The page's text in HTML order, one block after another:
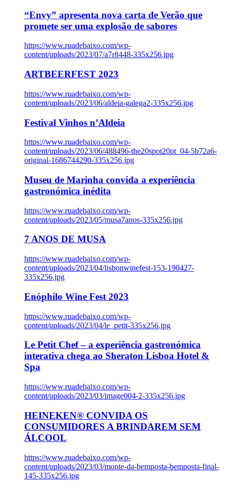
“Envy” apresenta nova carta de Verão que
promete ser uma explosão de sabores
https://www.ruadebaixo.com/wp-
content/uploads/2023/07/a7r8448-335x256.jpg
ARTBEERFEST 2023
https://www.ruadebaixo.com/wp-
content/uploads/2023/06/aldeia-galega2-335x256.jpg
Festival Vinhos n’Aldeia
https://www.ruadebaixo.com/wp-
content/uploads/2023/06/488496-the20spot20pt_04-5b72a6-
original-1686744290-335x256.jpg
Museu de Marinha convida a experiência
gastronómica inédita
https://www.ruadebaixo.com/wp-
content/uploads/2023/05/musa7anos-335x256.jpg
7 ANOS DE MUSA
https://www.ruadebaixo.com/wp-
content/uploads/2023/04/lisbonwinefest-153-190427-
335x256.jpg
Enóphilo Wine Fest 2023
https://www.ruadebaixo.com/wp-
content/uploads/2023/04/le_petit-335x256.jpg
Le Petit Chef – a experiência gastronómica
interativa chega ao Sheraton Lisboa Hotel &
Spa
https://www.ruadebaixo.com/wp-
content/uploads/2023/03/image004-2-335x256.jpg
HEINEKEN® CONVIDA OS
CONSUMIDORES A BRINDAREM SEM
ÁLCOOL
https://www.ruadebaixo.com/wp-
content/uploads/2023/03/monte-da-bemposta-bemposta-final-
145-335x256.jpg